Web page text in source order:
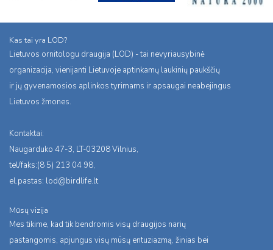
Kas tai yra LOD?
Lietuvos ornitologu draugija (LOD) - tai nevyriausybinė
organizacija, vienijanti Lietuvoje aptinkamų laukinių paukščių
ir jų gyvenamosios aplinkos tyrimams ir apsaugai neabejingus
Lietuvos žmones.
Kontaktai:
Naugarduko 47-3, LT-03208 Vilnius,
tel/faks:(8 5) 213 04 98,
el.pastas: lod@birdlife.lt
Mūsų vizija
Mes tikime, kad tik bendromis visų draugijos narių
pastangomis, apjungus visų mūsų entuziazmą, žinias bei